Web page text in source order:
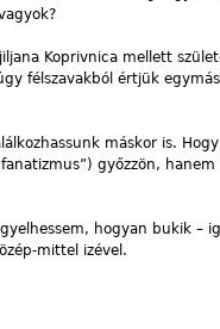
Koprivnica mellett
félszavakból értjük
máskor is.
győzzön,
hogyan bukik –
mittel izével.